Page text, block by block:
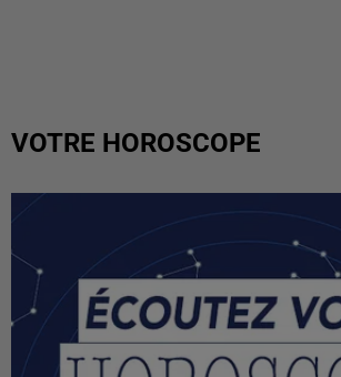
VOTRE HOROSCOPE